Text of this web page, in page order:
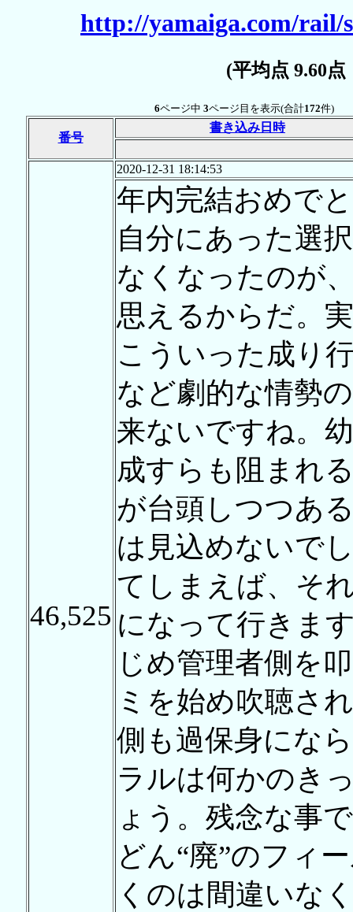
http://yamaiga.com/rail/
(平均点 9.60
6ページ中 3ページ目を表示(合計172件)
番号
書き込み日時
46,525
2020-12-31 18:14:53
年内完結おめで
自分にあった選
なくなったのが
思えるからだ。
こういった成り
など劇的な情勢
来ないですね。
成すらも阻まれ
が台頭しつつあ
は見込めないで
てしまえば、そ
になって行きま
じめ管理者側を
ミを始め吹聴さ
側も過保身にな
ラルは何かのき
ょう。残念な事
どん“廃”のフィ
くのは間違いな